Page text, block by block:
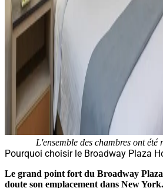
L'ensemble des chambres ont été
Pourquoi choisir le Broadway Plaza
Le grand point fort du Broadway Plaza
doute son emplacement dans New York.